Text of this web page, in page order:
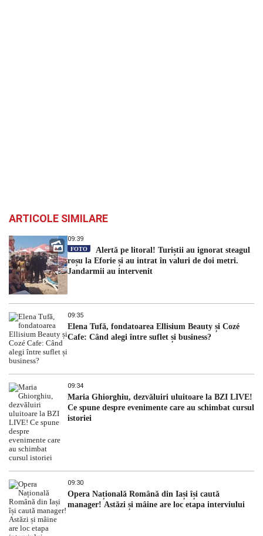
ARTICOLE SIMILARE
09:39
FOTO
Alertă pe litoral! Turiștii au ignorat steagul
roșu la Eforie și au intrat în valuri de doi metri.
Jandarmii au intervenit
09:35
Elena Tufă, fondatoarea Ellisium Beauty și Cozé
Cafe: Când alegi între suflet și business?
09:34
Maria Ghiorghiu, dezvăluiri uluitoare la BZI LIVE!
Ce spune despre evenimente care au schimbat cursul
istoriei
09:30
Opera Națională Română din Iași își caută
manager! Astăzi și mâine are loc etapa interviului